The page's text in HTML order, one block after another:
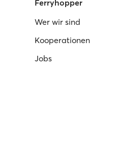
Ferryhopper
Wer wir sind
Kooperationen
Jobs